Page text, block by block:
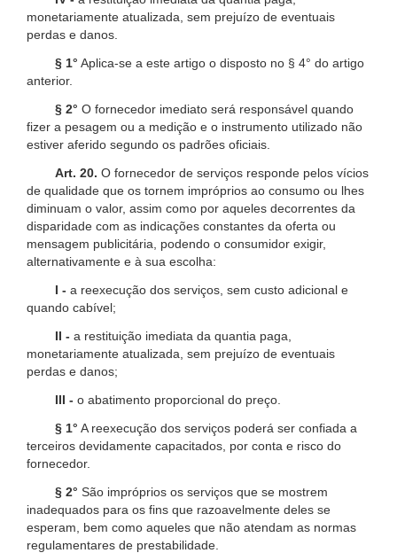
monetariamente atualizada, sem prejuízo de eventuais
perdas e danos.
§ 1° Aplica-se a este artigo o disposto no § 4° do artigo
anterior.
§ 2° O fornecedor imediato será responsável quando
fizer a pesagem ou a medição e o instrumento utilizado não
estiver aferido segundo os padrões oficiais.
Art. 20. O fornecedor de serviços responde pelos vícios
de qualidade que os tornem impróprios ao consumo ou lhes
diminuam o valor, assim como por aqueles decorrentes da
disparidade com as indicações constantes da oferta ou
mensagem publicitária, podendo o consumidor exigir,
alternativamente e à sua escolha:
I - a reexecução dos serviços, sem custo adicional e
quando cabível;
II - a restituição imediata da quantia paga,
monetariamente atualizada, sem prejuízo de eventuais
perdas e danos;
III - o abatimento proporcional do preço.
§ 1° A reexecução dos serviços poderá ser confiada a
terceiros devidamente capacitados, por conta e risco do
fornecedor.
§ 2° São impróprios os serviços que se mostrem
inadequados para os fins que razoavelmente deles se
esperam, bem como aqueles que não atendam as normas
regulamentares de prestabilidade.